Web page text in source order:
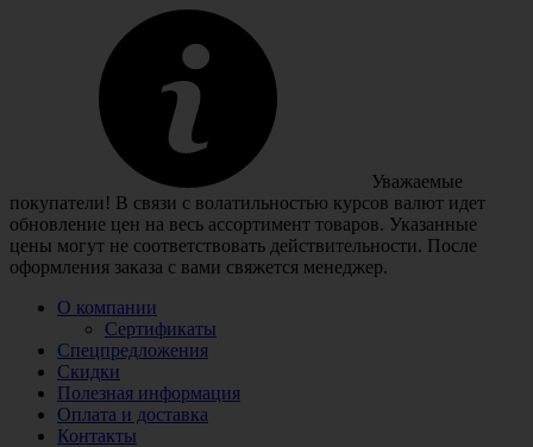
Уважаемые
покупатели! В связи с волатильностью курсов валют идет
обновление цен на весь ассортимент товаров. Указанные
цены могут не соответствовать действительности. После
оформления заказа с вами свяжется менеджер.
О компании
Сертификаты
Спецпредложения
Скидки
Полезная информация
Оплата и доставка
Контакты